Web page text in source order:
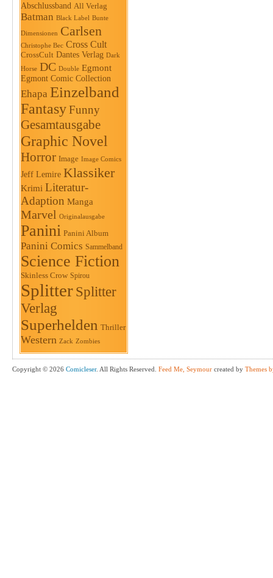
Abschlussband All Verlag
Batman Black Label Bunte
Dimensionen Carlsen
Christophe Bec Cross Cult
CrossCult Dantes Verlag Dark
Horse DC Double Egmont
Egmont Comic Collection
Ehapa Einzelband
FantasyFunny
Gesamtausgabe
Graphic Novel
Horror Image Image Comics
Jeff Lemire Klassiker
Krimi Literatur-
Adaption Manga
Marvel Originalausgabe
Panini Panini Album
Panini Comics Sammelband
Science Fiction
Skinless Crow Spirou
Splitter Splitter
Verlag
Superhelden Thriller
Western Zack Zombies
Copyright © 2026 Comicleser. All Rights Reserved. Feed Me, Seymour created by Themes